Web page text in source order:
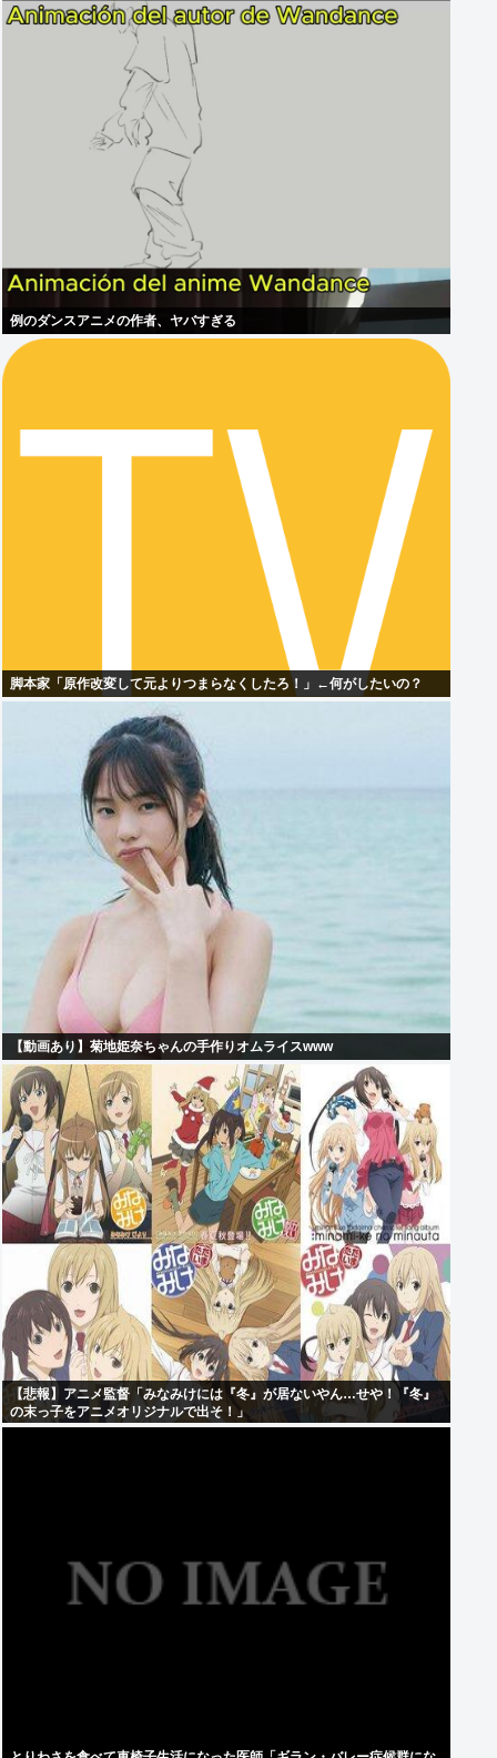
例のダンスアニメの作者、ヤバすぎる
脚本家「原作改変して元よりつまらなくしたろ！」←何がしたいの？
【動画あり】菊地姫奈ちゃんの手作りオムライスwww
【悲報】アニメ監督「みなみけには『冬』が居ないやん…せや！『冬』
の末っ子をアニメオリジナルで出そ！」